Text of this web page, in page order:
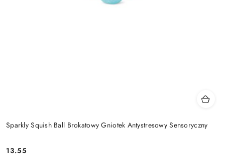
Sparkly Squish Ball Brokatowy Gniotek Antystresowy Sensoryczny
13.55